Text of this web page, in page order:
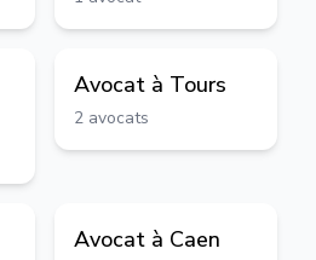
Avocat à Tours
2 avocats
Avocat à Caen